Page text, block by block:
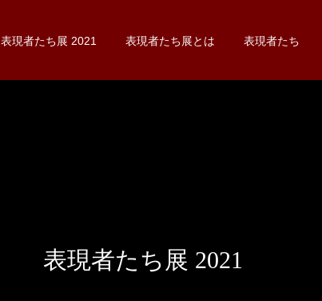
表現者たち展 2021 表現者たち展とは 表現者たち
表現者たち展 2021